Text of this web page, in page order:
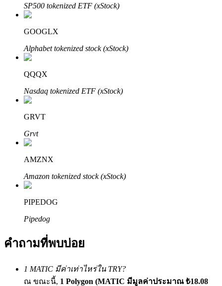
พันธมิตร Bitrue
มากถึง 65% คอมมิชชั่น!
การแนะนำ
เชิญเพื่อนเพื่อรับรางวัลเงินสด
BTC Welcome Rewards
SP500 tokenized ETF (xStock)
GOOGLX
Alphabet tokenized stock (xStock)
QQQX
Nasdaq tokenized ETF (xStock)
GRVT
Grvt
AMZNX
Amazon tokenized stock (xStock)
PIPEDOG
Pipedog
คำถามที่พบบ่อย
1 MATIC มีค่าเท่าไหร่ใน TRY?
ณ ขณะนี้, 1 Polygon (MATIC มีมูลค่าประมาณ ₺18.08